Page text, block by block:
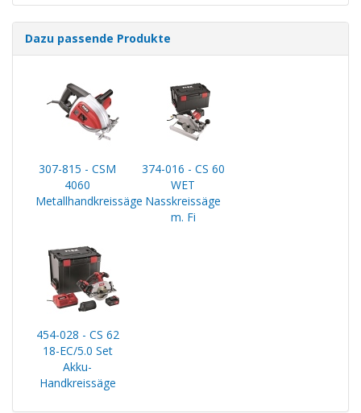
Dazu passende Produkte
307-815 - CSM
4060
Metallhandkreissäge
374-016 - CS 60
WET
Nasskreissäge
m. Fi
454-028 - CS 62
18-EC/5.0 Set
Akku-
Handkreissäge